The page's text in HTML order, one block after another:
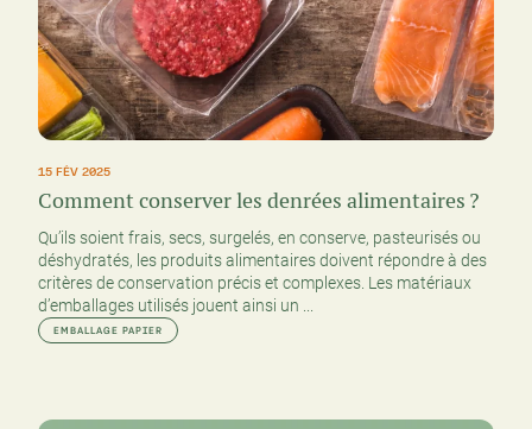
15 FÉV 2025
Comment conserver les denrées alimentaires ?
Qu’ils soient frais, secs, surgelés, en conserve, pasteurisés ou
déshydratés, les produits alimentaires doivent répondre à des
critères de conservation précis et complexes. Les matériaux
d’emballages utilisés jouent ainsi un ...
EMBALLAGE PAPIER